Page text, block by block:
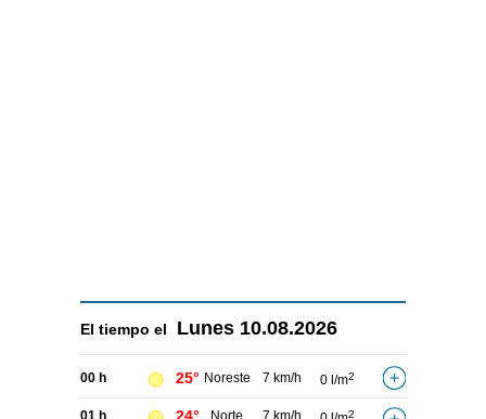
El tiempo el Lunes 10.08.2026
00 h 25° Noreste 7 km/h 0 l/m2
2